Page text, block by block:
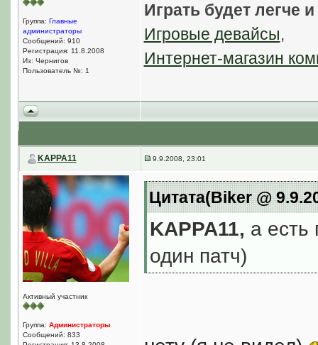
Группа: Главные
администраторы
Сообщений: 910
Регистрация: 11.8.2008
Из: Чернигов
Пользователь №: 1
Играть будет легче
Игровые девайсы,
Интернет-магазин
KAPPA11 9.9.2008, 23:01
Активный участник
Группа: Администраторы
Сообщений: 833
Цитата(Biker @
KAPPA11, а есть
один патч)